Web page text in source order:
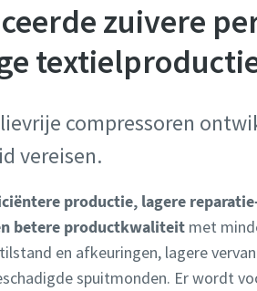
zuivere
compressoren
vereisen.
productie, lagere
betere productkwaliteit met
en afkeuringen, lagere
spuitmonden. Er wordt